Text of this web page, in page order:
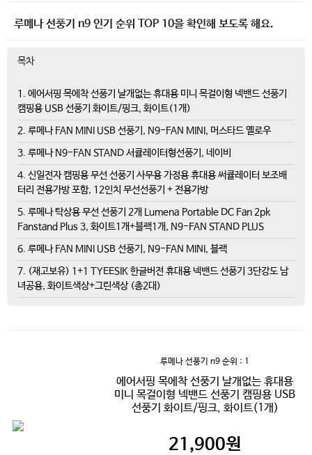
루메나 선풍기 n9 인기 순위 TOP 10을 확인해 보도록 해요.
목차
1. 에어서핑 목에착 선풍기 날개없는 휴대용 미니 목걸이형 넥밴드 선풍기
캠핑용 USB 선풍기 화이트/핑크, 화이트(1개)
2. 루메나 FAN MINI USB 선풍기, N9-FAN MINI, 머스타드 옐로우
3. 루메나 N9-FAN STAND 서큘레이터형선풍기, 네이비
4. 신일전자 캠핑용 무선 선풍기 사무용 가정용 휴대용 써큘레이터 보조배
터리 전용가방 포함, 12인치 무선선풍기 + 전용가방
5. 루메나 탁상용 무선 선풍기 2개 Lumena Portable DC Fan 2pk
Fanstand Plus 3, 화이트1개+블랙1개, N9-FAN STAND PLUS
6. 루메나 FAN MINI USB 선풍기, N9-FAN MINI, 블랙
7. (재고보유) 1+1 TYEESIK 한글버전 휴대용 넥밴드 선풍기 3단강도 남
녀공용, 화이트색상+그린색상 (총2대)
루메나 선풍기 n9 순위 : 1
에어서핑 목에착 선풍기 날개없는 휴대용
미니 목걸이형 넥밴드 선풍기 캠핑용 USB
선풍기 화이트/핑크, 화이트(1개)
21,900원